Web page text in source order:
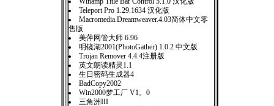
Teleport Pro 1.29.1634 汉化版
Macromedia.Dreamweaver.4.03简体中文零
售版
美萍网管大师 6.96
明镜湖2001(PhotoGather) 1.0.2 中文版
Trojan Remover 4.4.4注册版
英文朗读精灵1.1
生日密码生成器4
BadCopy2002
Win2000梦工厂 V1。0
三角洲III